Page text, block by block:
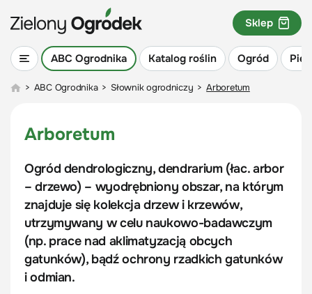
ABC Ogrodnika Katalog roślin Ogród
Sklep
> ABC Ogrodnika > Słownik ogrodniczy > Arboretum
Arboretum
Ogród dendrologiczny, dendrarium (łac. arbor
– drzewo) – wyodrębniony obszar, na którym
znajduje się kolekcja drzew i krzewów,
utrzymywany w celu naukowo-badawczym
(np. prace nad aklimatyzacją obcych
gatunków), bądź ochrony rzadkich gatunków
i odmian.